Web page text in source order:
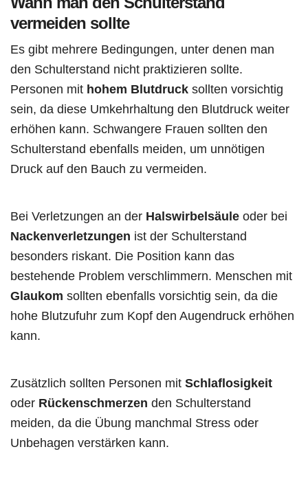
vermeiden sollte
Es gibt mehrere Bedingungen, unter denen man
den Schulterstand nicht praktizieren sollte.
Personen mit hohem Blutdruck sollten vorsichtig
sein, da diese Umkehrhaltung den Blutdruck weiter
erhöhen kann. Schwangere Frauen sollten den
Schulterstand ebenfalls meiden, um unnötigen
Druck auf den Bauch zu vermeiden.
Bei Verletzungen an der Halswirbelsäule oder bei
Nackenverletzungen ist der Schulterstand
besonders riskant. Die Position kann das
bestehende Problem verschlimmern. Menschen mit
Glaukom sollten ebenfalls vorsichtig sein, da die
hohe Blutzufuhr zum Kopf den Augendruck erhöhen
kann.
Zusätzlich sollten Personen mit Schlaflosigkeit
oder Rückenschmerzen den Schulterstand
meiden, da die Übung manchmal Stress oder
Unbehagen verstärken kann.